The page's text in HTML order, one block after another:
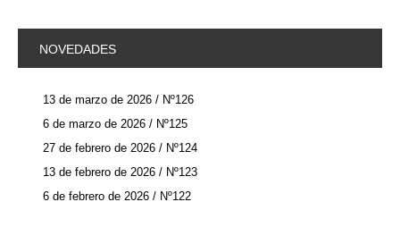
NOVEDADES
13 de marzo de 2026 / Nº126
6 de marzo de 2026 / Nº125
27 de febrero de 2026 / Nº124
13 de febrero de 2026 / Nº123
6 de febrero de 2026 / Nº122